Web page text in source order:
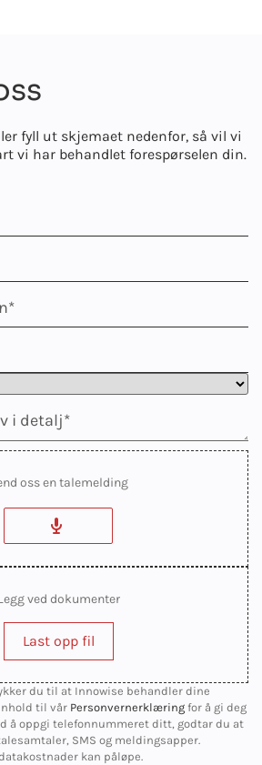
fyll ut skjemaet nedenfor, så vil vi
vi har behandlet forespørselen din.
oss en talemelding
ved dokumenter
Last opp fil
du til at Innowise behandler dine
til vår Personvernerklæring for å gi deg
å oppgi telefonnummeret ditt, godtar du at
SMS og meldingsapper.
kan påløpe.